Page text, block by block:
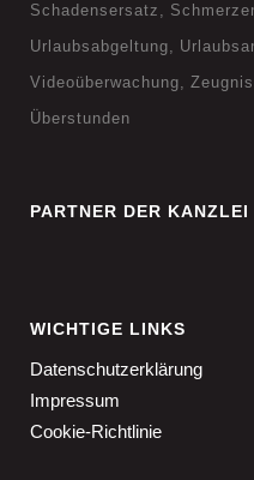
Schadensersatz
Urlaubsabgeltung
Videoüberwachung
Zeugnis
Überstunden
PARTNER DER KANZLEI
WICHTIGE LINKS
Datenschutzerklärung
Impressum
Cookie-Richtlinie